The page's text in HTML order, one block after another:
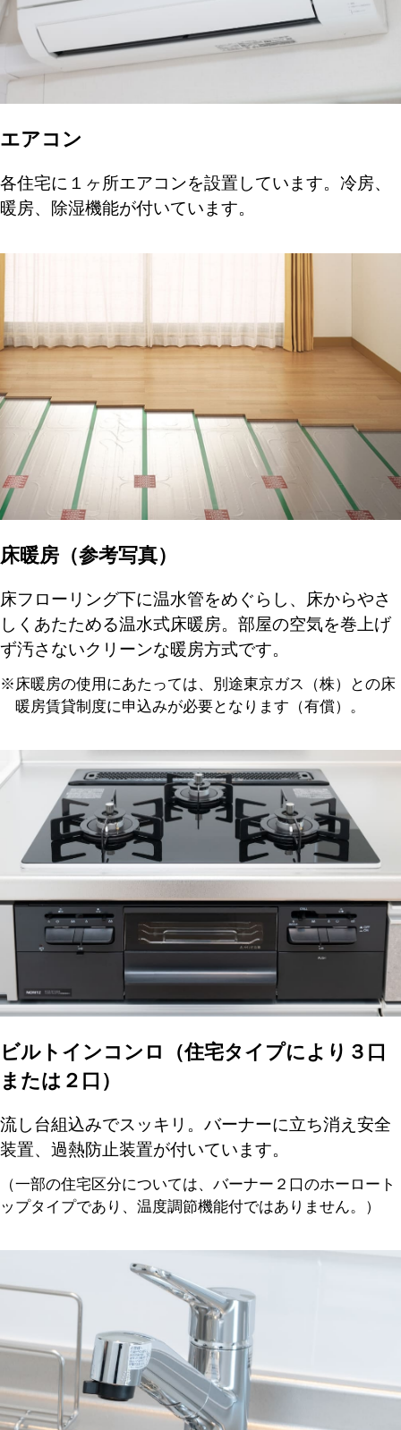
エアコン
各住宅に１ヶ所エアコンを設置しています。冷房、
暖房、除湿機能が付いています。
床暖房（参考写真）
床フローリング下に温水管をめぐらし、床からやさ
しくあたためる温水式床暖房。部屋の空気を巻上げ
ず汚さないクリーンな暖房方式です。
※床暖房の使用にあたっては、別途東京ガス（株）との床
暖房賃貸制度に申込みが必要となります（有償）。
ビルトインコンロ（住宅タイプにより３口
または２口）
流し台組込みでスッキリ。バーナーに立ち消え安全
装置、過熱防止装置が付いています。
（一部の住宅区分については、バーナー２口のホーロート
ップタイプであり、温度調節機能付ではありません。）